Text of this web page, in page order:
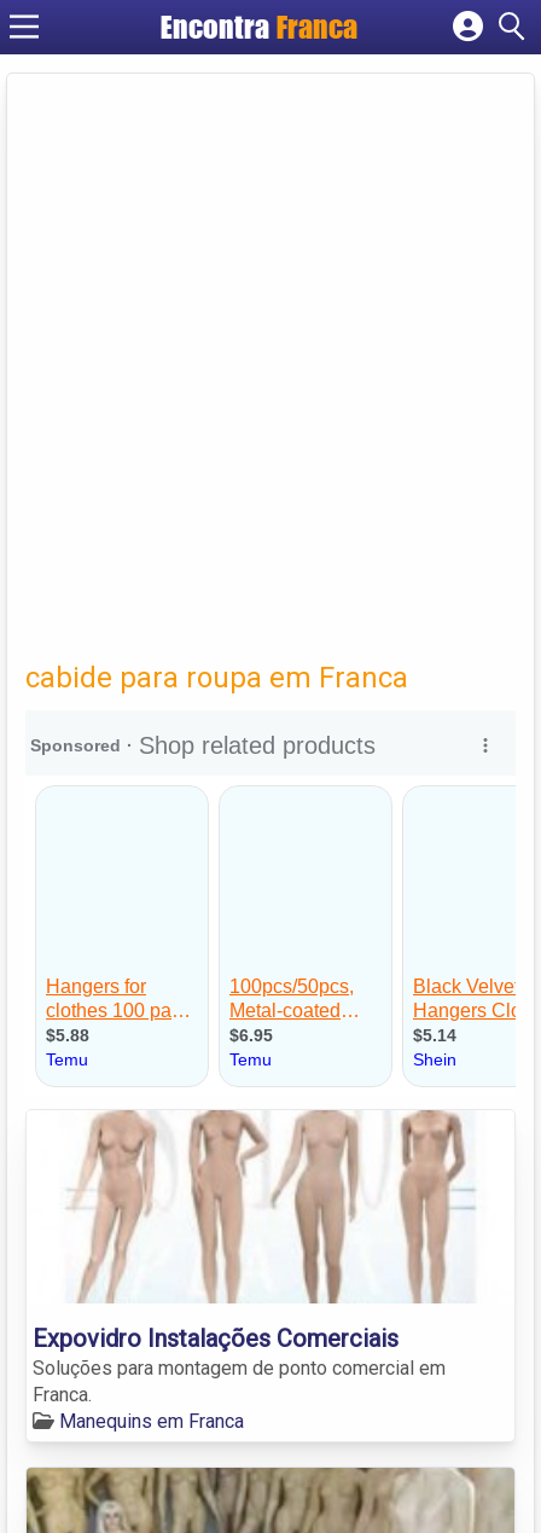
Encontra Franca
Cadastrar empresa
cabide para roupa em Franca
Expovidro Instalações Comerciais
Soluções para montagem de ponto comercial em
Franca.
Manequins em Franca